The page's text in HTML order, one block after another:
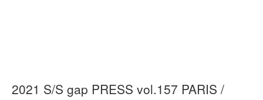
2021 S/S gap PRESS vol.157 PARIS /